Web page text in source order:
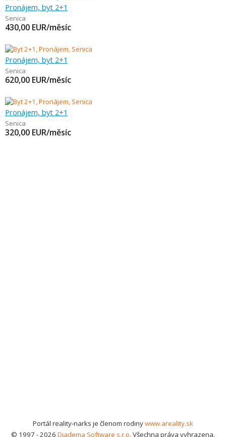
Pronájem, byt 2+1
Senica
430,00 EUR/měsíc
Pronájem, byt 2+1
Senica
620,00 EUR/měsíc
Pronájem, byt 2+1
Senica
320,00 EUR/měsíc
Portál reality-narks je členom rodinywww.areality.sk
© 1997 - 2026 Diadema Software s.r.o. Všechna práva vyhrazena.